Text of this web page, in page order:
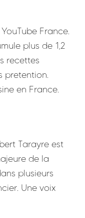
France.
plus de 1,2
recettes
pretention.
en France.
Tarayre est
de la
plusieurs
Une voix